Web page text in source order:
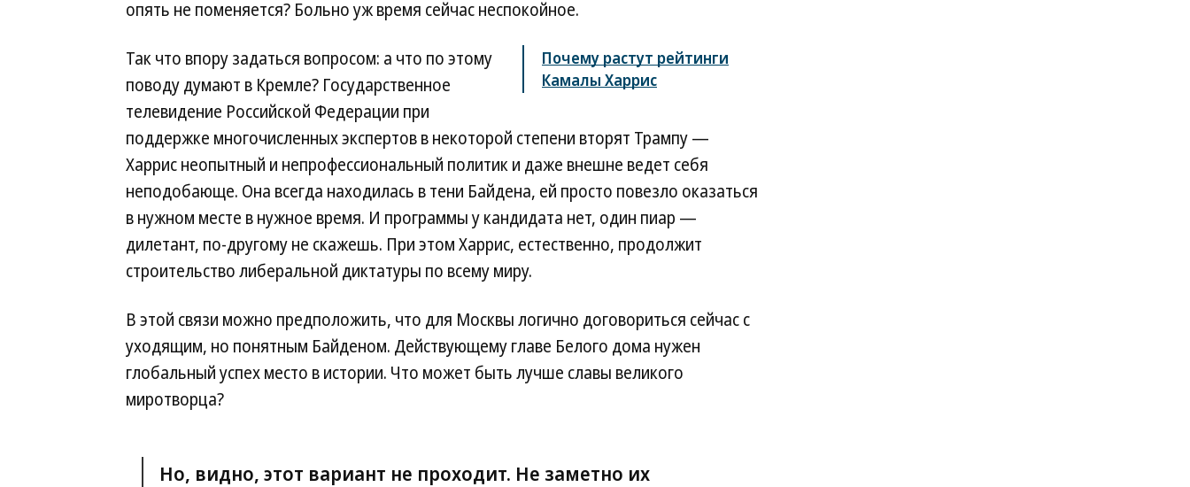
опять не поменяется? Больно уж время сейчас неспокойное.
Почему растут рейтинги
Камалы Харрис
Так что впору задаться вопросом: а что по этому
поводу думают в Кремле? Государственное
телевидение Российской Федерации при
поддержке многочисленных экспертов в некоторой степени вторят Трампу —
Харрис неопытный и непрофессиональный политик и даже внешне ведет себя
неподобающе. Она всегда находилась в тени Байдена, ей просто повезло оказаться
в нужном месте в нужное время. И программы у кандидата нет, один пиар —
дилетант, по-другому не скажешь. При этом Харрис, естественно, продолжит
строительство либеральной диктатуры по всему миру.
В этой связи можно предположить, что для Москвы логично договориться сейчас с
уходящим, но понятным Байденом. Действующему главе Белого дома нужен
глобальный успех место в истории. Что может быть лучше славы великого
миротворца?
Но, видно, этот вариант не проходит. Не заметно их